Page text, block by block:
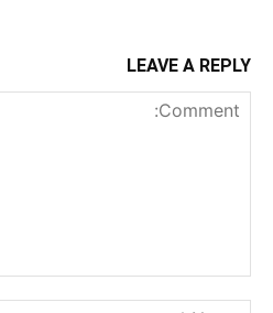
LEAVE A REPLY